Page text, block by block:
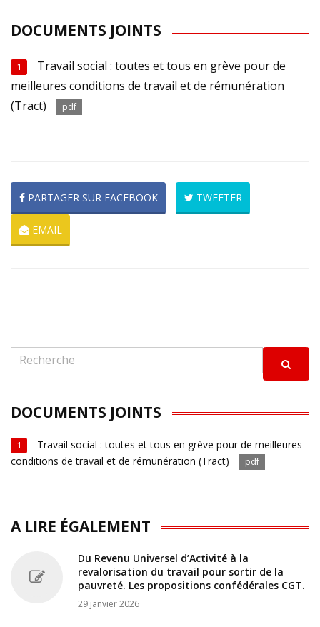
DOCUMENTS JOINTS
1
Travail social : toutes et tous en grève pour de
meilleures conditions de travail et de rémunération
(Tract)
pdf
PARTAGER SUR FACEBOOK TWEETER
EMAIL
DOCUMENTS JOINTS
1
Travail social : toutes et tous en grève pour de meilleures
conditions de travail et de rémunération (Tract)
pdf
A LIRE ÉGALEMENT
Du Revenu Universel d’Activité à la
revalorisation du travail pour sortir de la
pauvreté. Les propositions confédérales CGT.
29 janvier 2026